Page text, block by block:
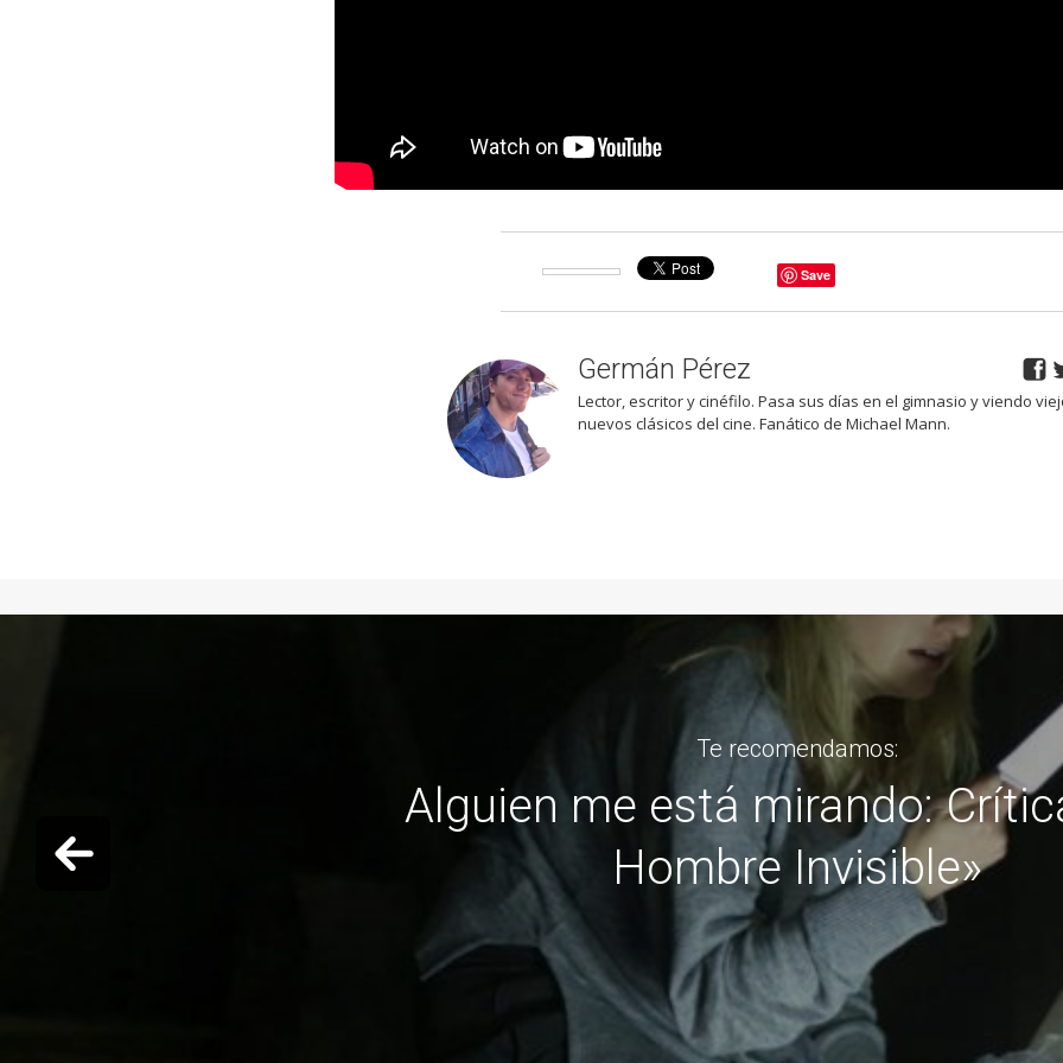
Save
Germán Pérez
Lector, escritor y cinéfilo. Pasa sus días en el gimnasio y viendo
nuevos clásicos del cine. Fanático de Michael Mann.
Te recomendamos:
ESPANORAMAS: MUESTRA
ESPAÑOL: Escapar a la soledad:
Hija de un Ladrón